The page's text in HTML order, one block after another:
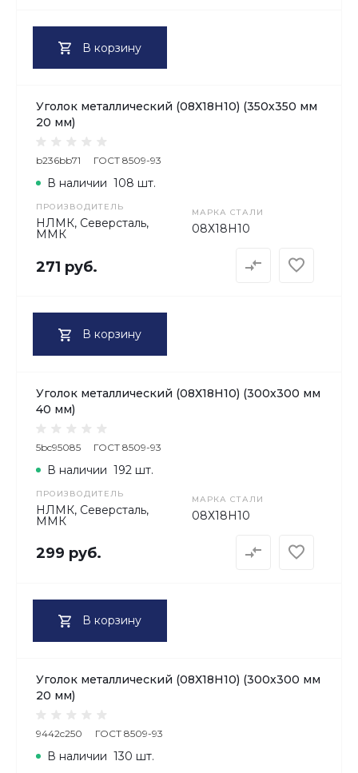
В корзину
Уголок металлический (08Х18H10) (350х350 мм
20 мм)
b236bb71 ГОСТ 8509-93
ПРОИЗВОДИТЕЛЬ
НЛМК, Северсталь,
ММК
МАРКА СТАЛИ
08Х18H10
В наличии 108 шт.
271 руб.
В корзину
Уголок металлический (08Х18H10) (300х300 мм
40 мм)
5bc95085 ГОСТ 8509-93
ПРОИЗВОДИТЕЛЬ
НЛМК, Северсталь,
ММК
МАРКА СТАЛИ
08Х18H10
В наличии 192 шт.
299 руб.
В корзину
Уголок металлический (08Х18H10) (300х300 мм
20 мм)
9442c250 ГОСТ 8509-93
В наличии 130 шт.